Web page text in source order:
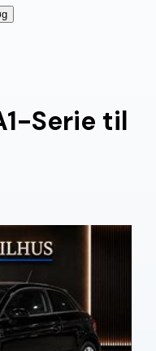
Serie til